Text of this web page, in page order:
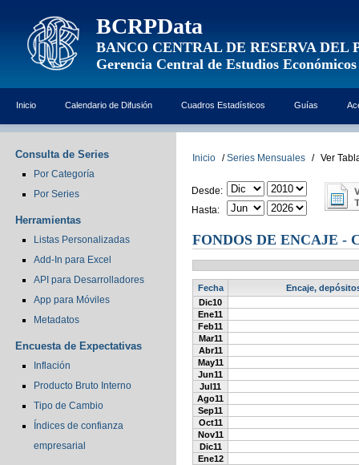
BCRPData
BANCO CENTRAL DE RESERVA DEL
Gerencia Central de Estudios Económicos
Inicio Calendario de Difusión Cuadros Estadísticos Guías
Consulta de Series
Por Categoría
Por Series
Herramientas
Listas Personalizadas
Add-In para Excel
API para Desarrolladores
App para Móviles
Metadatos
Encuesta de Expectativas
Inflación
Producto Bruto Interno
Tipo de Cambio
Índices de confianza
empresarial
Inicio / Series Mensuales / Ver
Desde:
Hasta:
FONDOS DE ENCAJE -
Fecha
Encaje,
Dic10
Ene11
Feb11
Mar11
Abr11
May11
Jun11
Jul11
Ago11
Sep11
Oct11
Nov11
Dic11
Ene12